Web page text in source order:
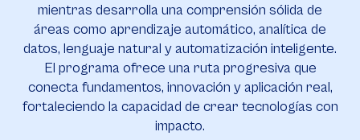
mientras desarrolla una comprensión sólida de
áreas como aprendizaje automático, analítica de
datos, lenguaje natural y automatización inteligente.
El programa ofrece una ruta progresiva que
conecta fundamentos, innovación y aplicación real,
fortaleciendo la capacidad de crear tecnologías con
impacto.